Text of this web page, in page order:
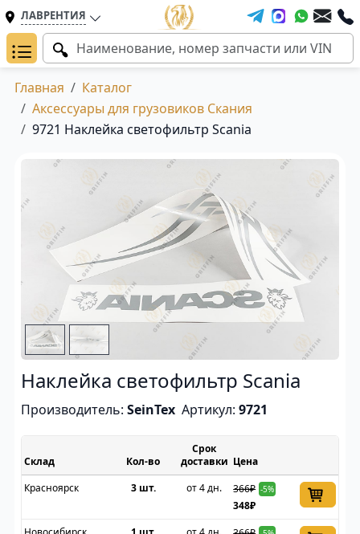
ЛАВРЕНТИЯ
Главная
Каталог
Аксессуары для грузовиков Скания
9721 Наклейка светофильтр Scania
Наклейка светофильтр Scania
Производитель: SeinTex Артикул: 9721
Склад
Срок
доставки Цена
Красноярск
3 шт. от 4 дн. 366₽ -5%
348₽